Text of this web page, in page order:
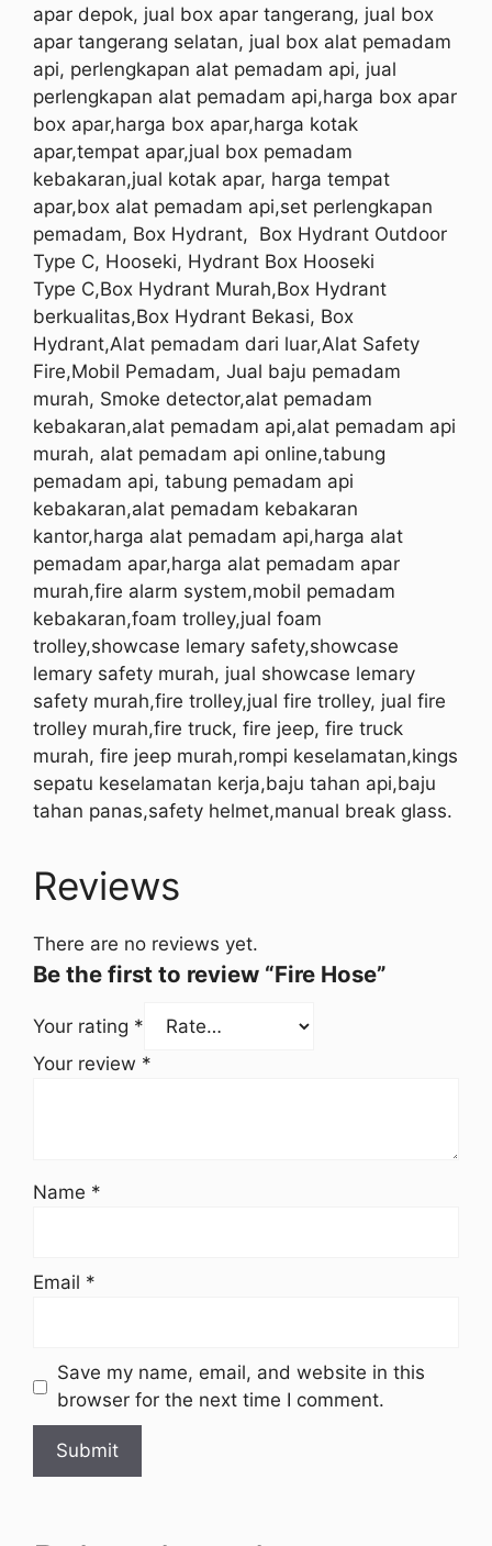
apar depok, jual box apar tangerang, jual box
apar tangerang selatan, jual box alat pemadam
api, perlengkapan alat pemadam api, jual
perlengkapan alat pemadam api,harga box apar
box apar,harga box apar,harga kotak
apar,tempat apar,jual box pemadam
kebakaran,jual kotak apar, harga tempat
apar,box alat pemadam api,set perlengkapan
pemadam, Box Hydrant, Box Hydrant Outdoor
Type C, Hooseki, Hydrant Box Hooseki
Type C,Box Hydrant Murah,Box Hydrant
berkualitas,Box Hydrant Bekasi, Box
Hydrant,Alat pemadam dari luar,Alat Safety
Fire,Mobil Pemadam, Jual baju pemadam
murah, Smoke detector,alat pemadam
kebakaran,alat pemadam api,alat pemadam api
murah, alat pemadam api online,tabung
pemadam api, tabung pemadam api
kebakaran,alat pemadam kebakaran
kantor,harga alat pemadam api,harga alat
pemadam apar,harga alat pemadam apar
murah,fire alarm system,mobil pemadam
kebakaran,foam trolley,jual foam
trolley,showcase lemary safety,showcase
lemary safety murah, jual showcase lemary
safety murah,fire trolley,jual fire trolley, jual fire
trolley murah,fire truck, fire jeep, fire truck
murah, fire jeep murah,rompi keselamatan,kings
sepatu keselamatan kerja,baju tahan api,baju
tahan panas,safety helmet,manual break glass.
Reviews
There are no reviews yet.
Be the first to review “Fire Hose”
Your rating *
Your review *
Name *
Email *
Save my name, email, and website in this
browser for the next time I comment.